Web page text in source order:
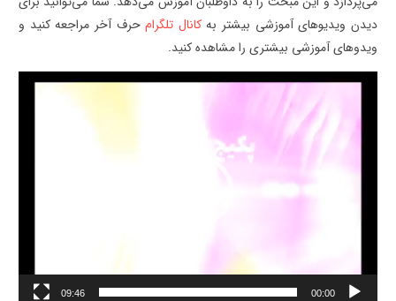
دیدن ویدیوهای آموزشی بیشتر بهکانال تلگرامحرف آخر مراجعه کنید و
ویدوهای آموزشی بیشتری را مشاهده کنید.
نمایشگر
00:00
09:46